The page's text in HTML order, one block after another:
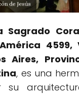
Sagrado
América 4599,
Aires,
, es una
su